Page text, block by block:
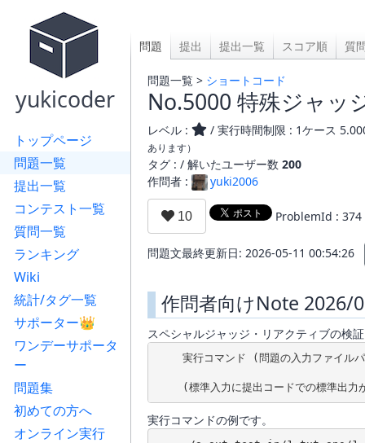
yukicoder
トップページ
問題一覧
提出一覧
コンテスト一覧
質問一覧
ランキング
Wiki
統計/タグ一覧
サポーター👑
ワンデーサポータ
ー
問題集
初めての方へ
オンライン実行
問題 提出 提出一覧 スコア順 質
問題一覧 > ショートコード
No.5000 特殊ジャッ
レベル : / 実行時間制限 : 1ケース
あります）
タグ : / 解いたユーザー数 200
作問者 :
yuki2006
ProblemId :
問題文最終更新日: 2026-05-11 00:54:26
作問者向けNote 2026/
スペシャルジャッジ・リアクティブの検
実行コマンド (問題の入力ファイル
実行コマンドの例です。